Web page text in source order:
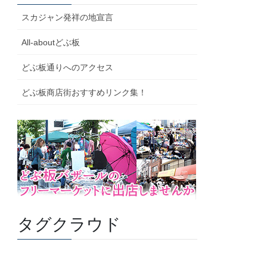
スカジャン発祥の地宣言
All-aboutどぶ板
どぶ板通りへのアクセス
どぶ板商店街おすすめリンク集！
タグクラウド